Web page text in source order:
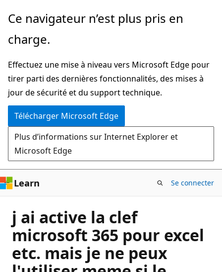
Passer
directement
au
principal
Ce navigateur n’est plus pris en
charge.
Effectuez une mise à niveau vers Microsoft Edge pour
tirer parti des dernières fonctionnalités, des mises à
jour de sécurité et du support technique.
Télécharger Microsoft Edge
Plus d’informations sur Internet Explorer et
Microsoft Edge
Learn Se connecter
j ai active la clef
microsoft 365 pour excel
etc. mais je ne peux